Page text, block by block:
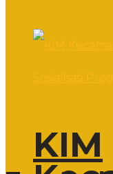
KIM